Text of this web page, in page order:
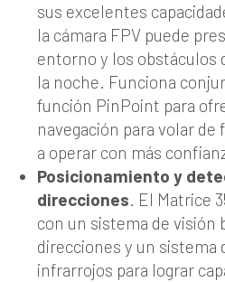
sus excelentes
la cámara FPV puede
entorno y los obstáculos
la noche. Funciona
función PinPoint para
navegación para volar de
a operar con más
Posicionamiento y
direcciones. El Matrice
con un sistema de visión
direcciones y un sistema
infrarrojos para lograr